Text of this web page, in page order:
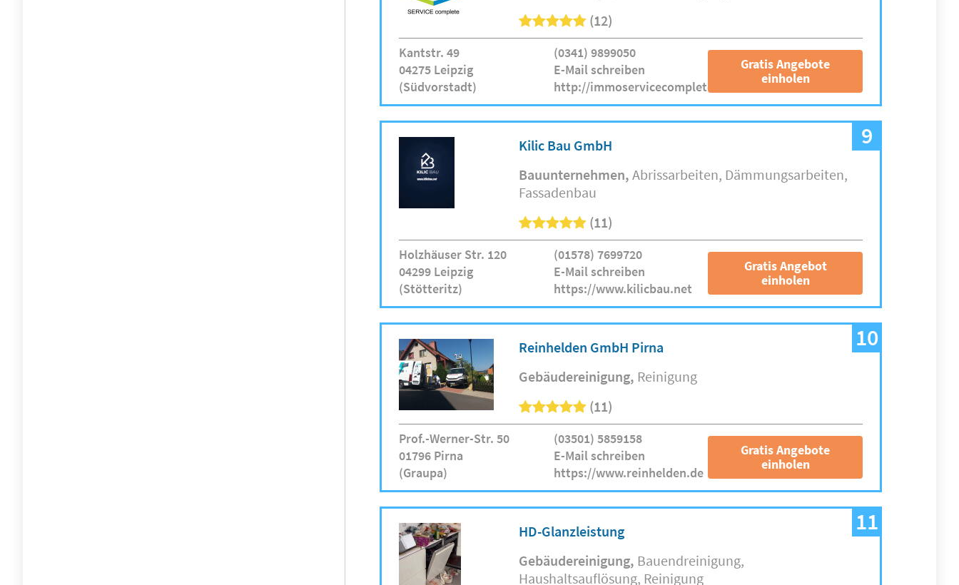
(12)
Kantstr. 49
04275 Leipzig
(Südvorstadt)
(0341) 9899050
E-Mail schreiben
http://immoservicecomplete.com
Gratis Angebote
einholen
9
Kilic Bau GmbH
Bauunternehmen Abrissarbeiten Dämmungsarbeiten
Fassadenbau
(11)
Holzhäuser Str. 120
04299 Leipzig
(Stötteritz)
(01578) 7699720
E-Mail schreiben
https://www.kilicbau.net
Gratis Angebot
einholen
10
Reinhelden GmbH Pirna
Gebäudereinigung Reinigung
(11)
Prof.-Werner-Str. 50
01796 Pirna
(Graupa)
(03501) 5859158
E-Mail schreiben
https://www.reinhelden.de
Gratis Angebote
einholen
11
HD-Glanzleistung
Gebäudereinigung Bauendreinigung
Haushaltsauflösung Reinigung